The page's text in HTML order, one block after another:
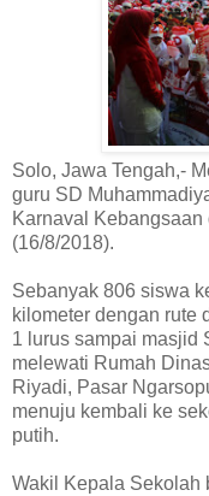
Solo, Jawa Tengah,-
guru SD
Karnaval
(16/8/2018).
Sebanyak 806 siswa
kilometer dengan rute
1 lurus sampai masjid
melewati Rumah
Riyadi, Pasar
menuju kembali ke
putih.
Wakil Kepala Sekolah